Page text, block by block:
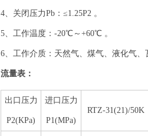
4、关闭压力Pb：≤1.25P2 。
5、工作温度：-20℃～+60℃ 。
6、工作介质：天然气、煤气、液化气、
流量表：
出口压力
P2(KPa)
进口压力
P1(MPa)
RTZ-31(21)/50K